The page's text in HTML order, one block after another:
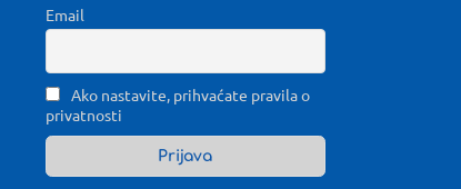
Email
Ako nastavite, prihvaćate pravila o
privatnosti